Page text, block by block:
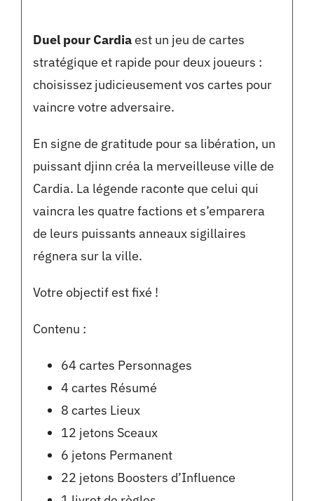
Duel pour Cardiaest un jeu de cartes
stratégique et rapide pour deux joueurs :
choisissez judicieusement vos cartes pour
vaincre votre adversaire.
En signe de gratitude pour sa libération, un
puissant djinn créa la merveilleuse ville de
Cardia. La légende raconte que celui qui
vaincra les quatre factions et s’emparera
de leurs puissants anneaux sigillaires
régnera sur la ville.
Votre objectif est fixé !
Contenu :
64 cartes Personnages
4 cartes Résumé
8 cartes Lieux
12 jetons Sceaux
6 jetons Permanent
22 jetons Boosters d’Influence